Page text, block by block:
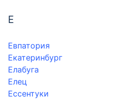
Е
Евпатория
Екатеринбург
Елабуга
Елец
Ессентуки